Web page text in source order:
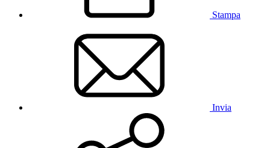
Stampa
Invia